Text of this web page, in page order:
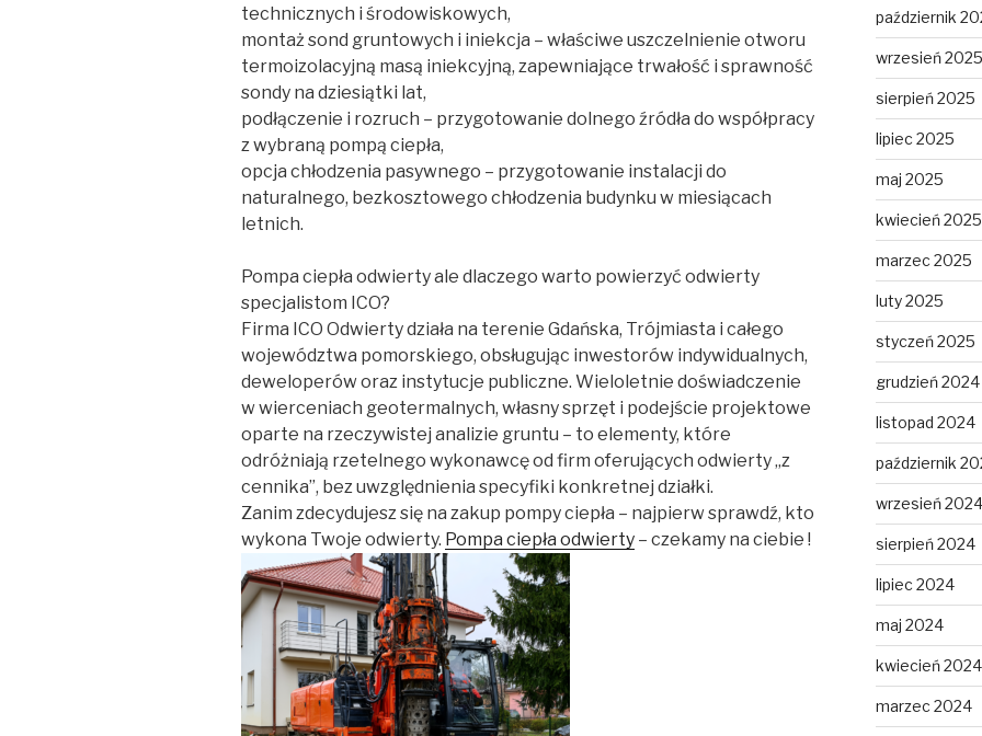
technicznych i środowiskowych,
montaż sond gruntowych i iniekcja – właściwe uszczelnienie otworu
termoizolacyjną masą iniekcyjną, zapewniające trwałość i sprawność
sondy na dziesiątki lat,
podłączenie i rozruch – przygotowanie dolnego źródła do współpracy
z wybraną pompą ciepła,
opcja chłodzenia pasywnego – przygotowanie instalacji do
naturalnego, bezkosztowego chłodzenia budynku w miesiącach
letnich.
Pompa ciepła odwierty ale dlaczego warto powierzyć odwierty
specjalistom ICO?
Firma ICO Odwierty działa na terenie Gdańska, Trójmiasta i całego
województwa pomorskiego, obsługując inwestorów indywidualnych,
deweloperów oraz instytucje publiczne. Wieloletnie doświadczenie
w wierceniach geotermalnych, własny sprzęt i podejście projektowe
oparte na rzeczywistej analizie gruntu – to elementy, które
odróżniają rzetelnego wykonawcę od firm oferujących odwierty „z
cennika”, bez uwzględnienia specyfiki konkretnej działki.
Zanim zdecydujesz się na zakup pompy ciepła – najpierw sprawdź, kto
wykona Twoje odwierty. Pompa ciepła odwierty – czekamy na ciebie !
październik
wrzesień 2025
sierpień 2025
lipiec 2025
maj 2025
kwiecień 2025
marzec 2025
luty 2025
styczeń 2025
grudzień 2024
listopad 2024
październik
wrzesień 2024
sierpień 2024
lipiec 2024
maj 2024
kwiecień 2024
marzec 2024